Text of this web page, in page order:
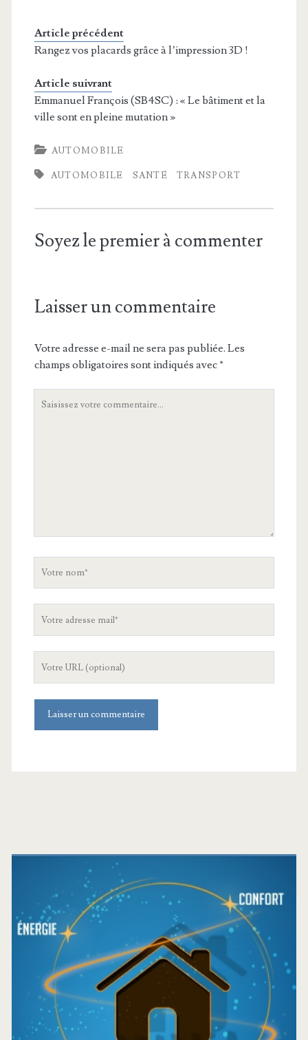
Article précédent
Rangez vos placards grâce à l’impression 3D !
Article suivrant
Emmanuel François (SB4SC) : « Le bâtiment et la
ville sont en pleine mutation »
AUTOMOBILE
AUTOMOBILE SANTÉ TRANSPORT
Soyez le premier à commenter
Laisser un commentaire
Votre adresse e-mail ne sera pas publiée. Les
champs obligatoires sont indiqués avec*
site
Barre
latérale
principale